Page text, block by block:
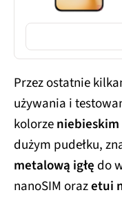
Przez ostatnie
używania i
kolorzeniebieskim
dużym pudełku,
metalową igłę do
nanoSIM orazetui